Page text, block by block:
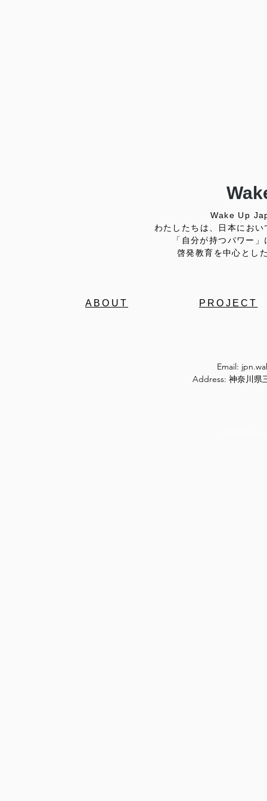
Wake Up
わたしたちは、日本にお
「自分が持つパワー
啓発教育を中心とし
ABOUT PROJECT
Email:
Address: 神奈川県